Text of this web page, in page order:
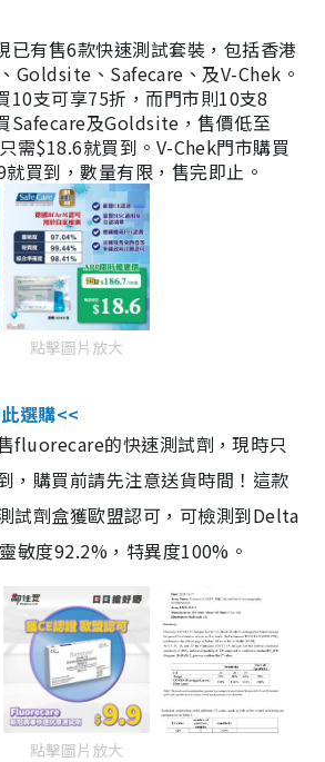
已有售6款快速測試套裝，包括香港
Goldsite、Safecare、及V-Chek。
10支可享75折，而門市則10支8
Safecare及Goldsite，售價低至
需$18.6就買到。V-Chek門市購買
買到，數量有限，售完即止。
點擊圖片放大
選購<<
fluorecare的快速測試劑，現時只
，購買前請先注意送貨時間！這款
試劑盒獲歐盟認可，可檢測到Delta
敏度92.2%，特異度100%。
點擊圖片放大